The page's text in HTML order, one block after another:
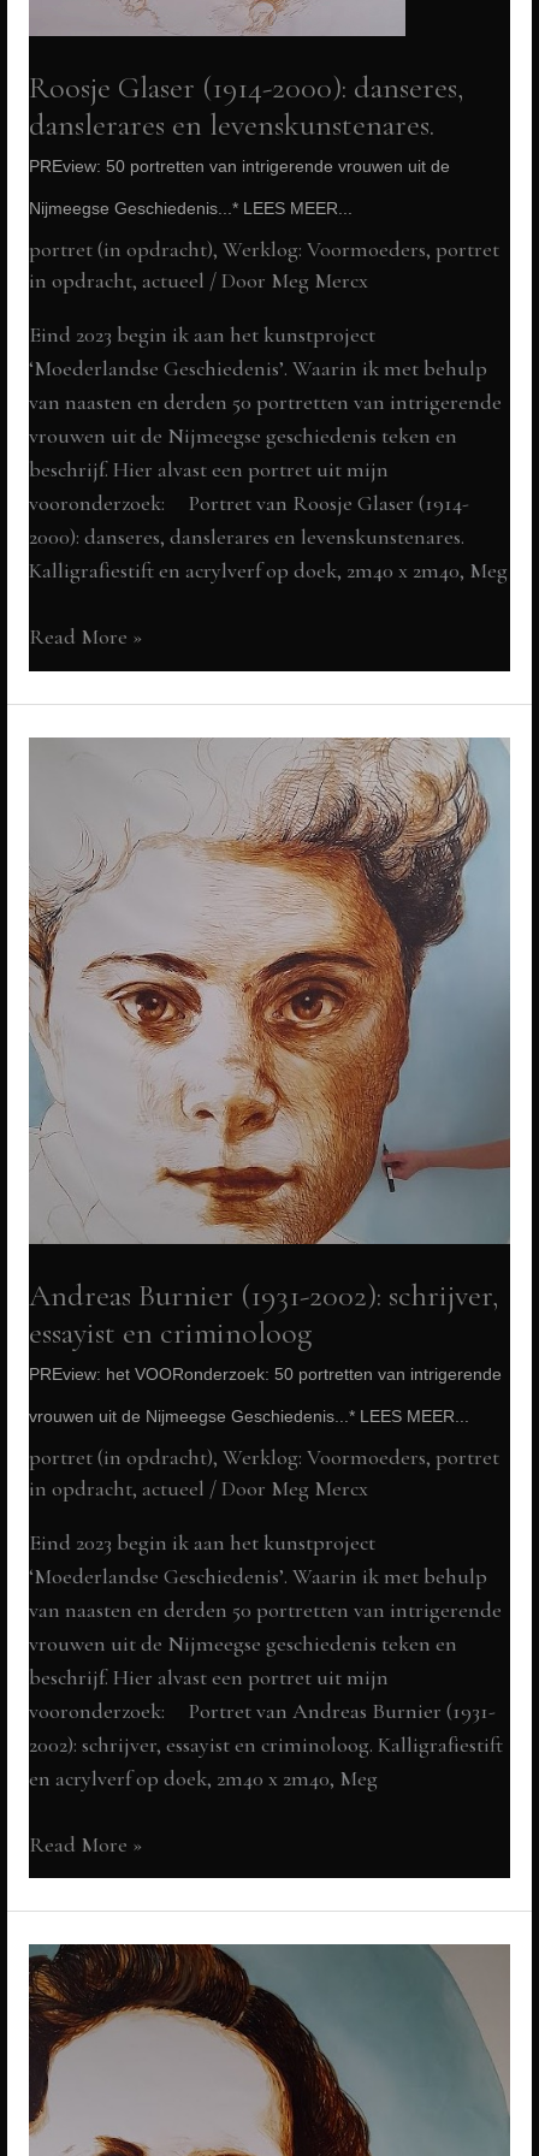
Geschiedenis
LEES
MEER...
Roosje Glaser (1914-2000): danseres,
danslerares en levenskunstenares.
PREview: 50 portretten van intrigerende vrouwen uit de
Nijmeegse Geschiedenis...* LEES MEER...
portret (in opdracht),Werklog: Voormoeders, portret
in opdracht, actueel / Door Meg Mercx
Eind 2023 begin ik aan het kunstproject
‘Moederlandse Geschiedenis’. Waarin ik met behulp
van naasten en derden 50 portretten van intrigerende
vrouwen uit de Nijmeegse geschiedenis teken en
beschrijf. Hier alvast een portret uit mijn
vooronderzoek: Portret van Roosje Glaser (1914-
2000): danseres, danslerares en levenskunstenares.
Kalligrafiestift en acrylverf op doek, 2m40 x 2m40, Meg
Roosje
Glaser
(1914-
2000):
levenskunstenares.
PREview:
50
portretten
van
intrigerende
vrouwen
uit
de
Nijmeegse
Geschiedenis...*
MEER...
Read More »
Andreas Burnier (1931-2002): schrijver,
essayist en criminoloog
PREview: het VOORonderzoek: 50 portretten van intrigerende
vrouwen uit de Nijmeegse Geschiedenis...* LEES MEER...
portret (in opdracht),Werklog: Voormoeders, portret
in opdracht, actueel / Door Meg Mercx
Eind 2023 begin ik aan het kunstproject
‘Moederlandse Geschiedenis’. Waarin ik met behulp
van naasten en derden 50 portretten van intrigerende
vrouwen uit de Nijmeegse geschiedenis teken en
beschrijf. Hier alvast een portret uit mijn
vooronderzoek: Portret van Andreas Burnier (1931-
2002): schrijver, essayist en criminoloog. Kalligrafiestift
en acrylverf op doek, 2m40 x 2m40, Meg
Andreas
Burnier
(1931-
2002):
schrijver,
essayist
en
criminoloog
PREview:
Read More »